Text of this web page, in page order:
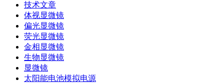
技术文章
体视显微镜
偏光显微镜
荧光显微镜
金相显微镜
生物显微镜
显微镜
太阳能电池模拟电源